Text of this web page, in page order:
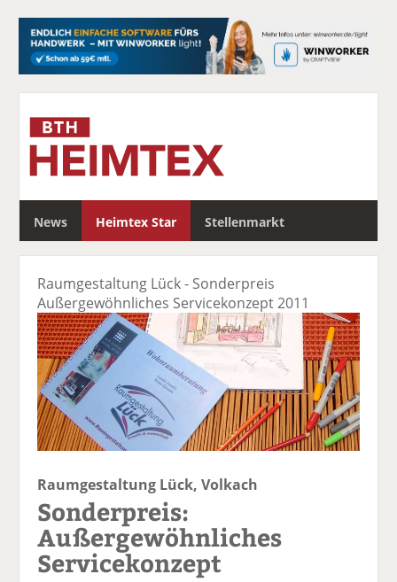
News Heimtex Star Stellenmarkt
c
Raumgestaltung Lück - Sonderpreis
Außergewöhnliches Servicekonzept 2011
Raumgestaltung Lück, Volkach
Sonderpreis:
Außergewöhnliches
Servicekonzept